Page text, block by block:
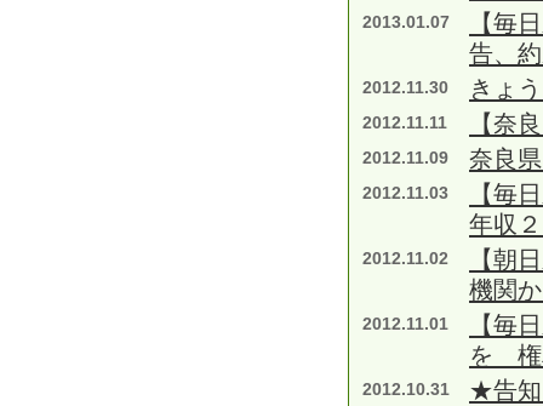
2013.01.07
【毎
告、
2012.11.30 きょ
2012.11.11 【奈
2012.11.09 奈良
2012.11.03
【毎
年収
2012.11.02
【朝
機関
2012.11.01
【毎
を 権
2012.10.31
★告